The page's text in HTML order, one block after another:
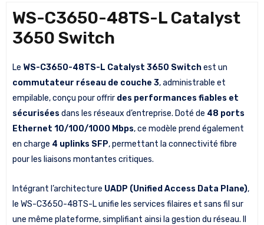
WS-C3650-48TS-L Catalyst
3650 Switch
Le WS-C3650-48TS-L Catalyst 3650 Switchest un
commutateur réseau de couche 3, administrable et
empilable, conçu pour offrir des performances fiables et
sécurisées dans les réseaux d’entreprise. Doté de 48 ports
Ethernet 10/100/1000 Mbps, ce modèle prend également
en charge 4 uplinks SFP, permettant la connectivité fibre
pour les liaisons montantes critiques.
Intégrant l’architecture UADP (Unified Access Data Plane),
le WS-C3650-48TS-L unifie les services filaires et sans fil sur
une même plateforme, simplifiant ainsi la gestion du réseau. Il